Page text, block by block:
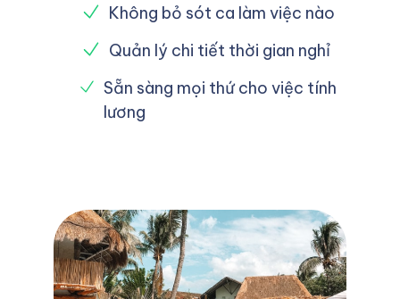
Không bỏ sót ca làm việc nào
Quản lý chi tiết thời gian nghỉ
Sẵn sàng mọi thứ cho việc tính
lương